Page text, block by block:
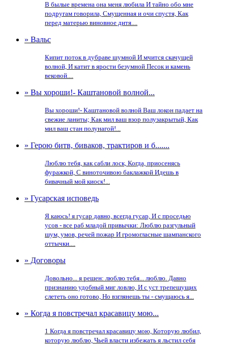
В былые времена она меня любила И тайно обо мне
подругам говорила, Смущенная и очи спустя, Как
перед матерью виновное дитя....
» Вальс
Кипит поток в дубраве шумной И мчится скачущей
волной, И катит в ярости безумной Песок и камень
вековой....
» Вы хороши!- Каштановой волной...
Вы хороши!- Каштановой волной Ваш локон падает на
свежие ланиты; Как мил ваш взор полузакрытый, Как
мил ваш стан полунагой!...
» Герою битв, биваков, трактиров и б.......
Люблю тебя, как сабли лоск, Когда, приосенясь
фуражкой, С виноточивою баклажкой Идешь в
бивачный мой киоск!...
» Гусарская исповедь
Я каюсь! я гусар давно, всегда гусар, И с проседью
усов - все раб младой привычки: Люблю разгульный
шум, умов, речей пожар И громогласные шампанского
оттычки....
» Договоры
Довольно... я решен: люблю тебя... люблю. Давно
признанию удобный миг ловлю, И с уст трепещущих
слететь оно готово, Но взглянешь ты - смущаюсь я...
» Когда я повстречал красавицу мою...
1 Когда я повстречал красавицу мою, Которую любил,
которую люблю, Чьей власти избежать я льстил себя